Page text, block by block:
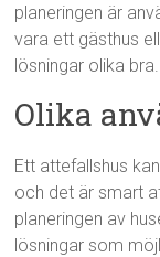
planeringen är
vara ett gästhus
lösningar olika bra.
Olika
Ett attefallshus
och det är smart
planeringen av
lösningar som